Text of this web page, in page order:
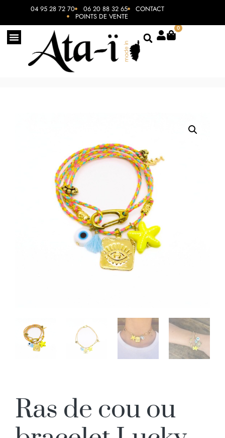
04 95 28 72 70 06 20 88 32 65 CONTACT
POINTS DE VENTE
0
Ras de cou ou